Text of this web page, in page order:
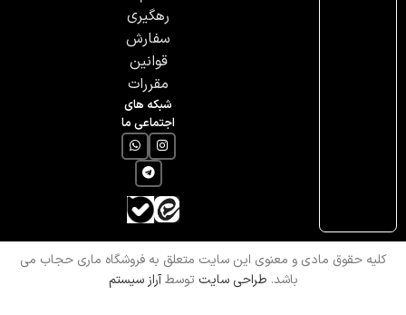
رهگیری
سفارش
قوانین
مقررات
شبکه های
اجتماعی ما
کلیه حقوق مادی و معنوی این سایت متعلق به فروشگاه ماری حجاب می
باشد. طراحی سایت توسطآراز سیستم